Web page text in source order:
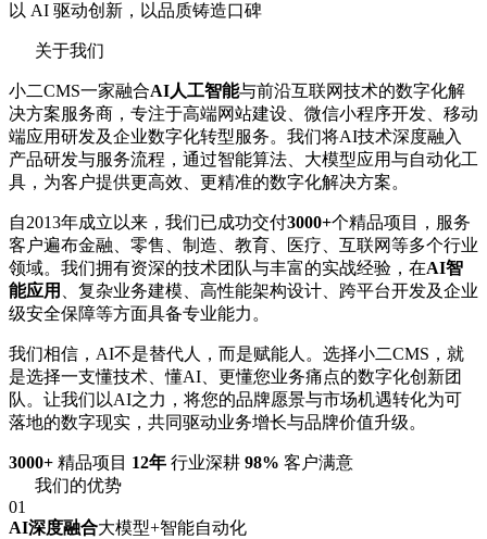
以 AI 驱动创新，以品质铸造口碑
关于我们
小二CMS一家融合AI人工智能与前沿互联网技术的数字化解
决方案服务商，专注于高端网站建设、微信小程序开发、移动
端应用研发及企业数字化转型服务。我们将AI技术深度融入
产品研发与服务流程，通过智能算法、大模型应用与自动化工
具，为客户提供更高效、更精准的数字化解决方案。
自2013年成立以来，我们已成功交付3000+个精品项目，服务
客户遍布金融、零售、制造、教育、医疗、互联网等多个行业
领域。我们拥有资深的技术团队与丰富的实战经验，在AI智
能应用
、复杂业务建模、高性能架构设计、跨平台开发及企业
级安全保障等方面具备专业能力。
我们相信，AI不是替代人，而是赋能人。选择小二CMS，就
是选择一支懂技术、懂AI、更懂您业务痛点的数字化创新团
队。让我们以AI之力，将您的品牌愿景与市场机遇转化为可
落地的数字现实，共同驱动业务增长与品牌价值升级。
3000+ 精品项目 12年 行业深耕 98% 客户满意
我们的优势
01
AI深度融合大模型+智能自动化